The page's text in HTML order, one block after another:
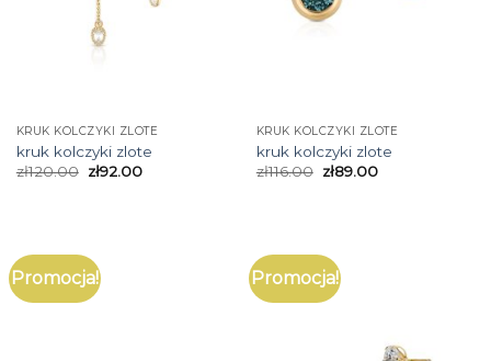
KRUK KOLCZYKI ZLOTE
kruk kolczyki zlote
zł120.00 zł92.00
KRUK KOLCZYKI ZLOTE
kruk kolczyki zlote
zł116.00 zł89.00
Promocja! Promocja!